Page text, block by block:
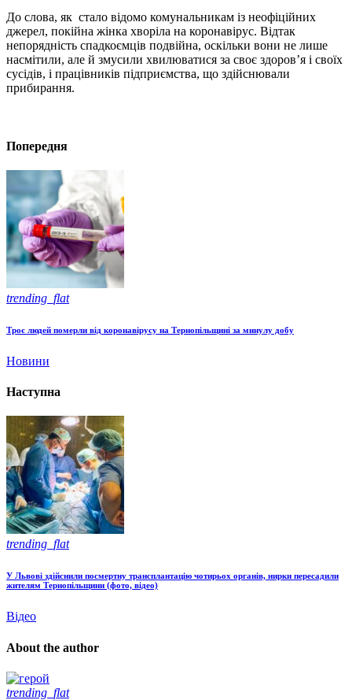
До слова, як стало відомо комунальникам із неофіційних
джерел, покійна жінка хворіла на коронавірус. Відтак
непорядність спадкоємців подвійна, оскільки вони не лише
насмітили, але й змусили хвилюватися за своє здоров’я і своїх
сусідів, і працівників підприємства, що здійснювали
прибирання.
Попередня
trending_flat
Троє людей померли від коронавірусу на Тернопільщині за минулу добу
Новини
Наступна
trending_flat
У Львові здійснили посмертну трансплантацію чотирьох органів, нирки пересадили
жителям Тернопільщини (фото, відео)
Відео
About the author
trending_flat